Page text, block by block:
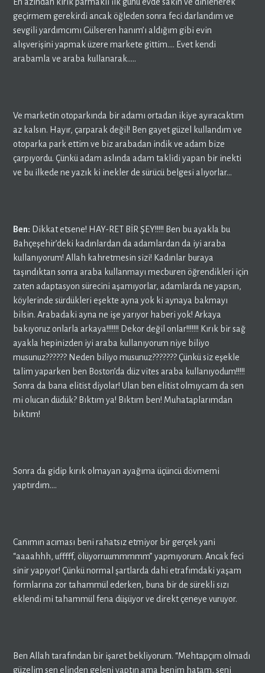
En azından kırık parmaklı ilk günü evde sakin ve dinlenerek
geçirmem gerekirdi ancak öğleden sonra feci darlandım ve
sevgili yardımcımı Gülseren hanım’ı aldığım gibi evin
alışverişini yapmak üzere markete gittim…. Evet kendi
arabamla ve araba kullanarak…..
Ve marketin otoparkında bir adamı ortadan ikiye ayıracaktım
az kalsın. Hayır, çarparak değil! Ben gayet güzel kullandım ve
otoparka park ettim ve biz arabadan indik ve adam bize
çarpıyordu. Çünkü adam aslında adam taklidi yapan bir inekti
ve bu ilkede ne yazık ki inekler de sürücü belgesi alıyorlar…
Ben: Dikkat etsene! HAY-RET BİR ŞEY!!!!! Ben bu ayakla bu
Bahçeşehir’deki kadınlardan da adamlardan da iyi araba
kullanıyorum! Allah kahretmesin sizi! Kadınlar buraya
taşındıktan sonra araba kullanmayı mecburen öğrendikleri için
zaten adaptasyon sürecini aşamıyorlar, adamlarda ne yapsın,
köylerinde sürdükleri eşekte ayna yok ki aynaya bakmayı
bilsin. Arabadaki ayna ne işe yarıyor haberi yok! Arkaya
bakıyoruz onlarla arkaya!!!!!!! Dekor değil onlar!!!!!!! Kırık bir sağ
ayakla hepinizden iyi araba kullanıyorum niye biliyo
musunuz?????? Neden biliyo musunuz??????? Çünkü siz eşekle
talim yaparken ben Boston’da düz vites araba kullanıyodum!!!!!
Sonra da bana elitist diyolar! Ulan ben elitist olmıycam da sen
mi olucan düdük? Bıktım ya! Bıktım ben! Muhataplarımdan
bıktım!
Sonra da gidip kırık olmayan ayağıma üçüncü dövmemi
yaptırdım….
Canımın acıması beni rahatsız etmiyor bir gerçek yani
“aaaahhh, ufffff, ölüyorruummmmm” yapmıyorum. Ancak feci
sinir yapıyor! Çünkü normal şartlarda dahi etrafımdaki yaşam
formlarına zor tahammül ederken, buna bir de sürekli sızı
eklendi mi tahammül fena düşüyor ve direkt çeneye vuruyor.
Ben Allah tarafından bir işaret bekliyorum. “Mehtapçım olmadı
güzelim sen elinden geleni yaptın ama benim hatam, seni